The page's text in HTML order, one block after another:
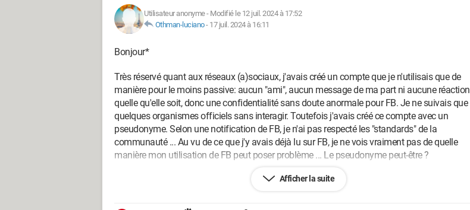
Utilisateur anonyme- Modifié le 12 juil. 2024 à 17:52
Othman-luciano- 17 juil. 2024 à 16:11
Bonjour*
Très réservé quant aux réseaux (a)sociaux, j'avais créé un compte que je n'utilisais que de
manière pour le moins passive: aucun "ami", aucun message de ma part ni aucune réaction
quelle qu'elle soit, donc une confidentialité sans doute anormale pour FB. Je ne suivais que
quelques organismes officiels sans interagir. Toutefois j'avais créé ce compte avec un
pseudonyme. Selon une notification de FB, je n'ai pas respecté les "standards" de la
communauté ... Au vu de ce que j'y avais déjà lu sur FB, je ne vois vraiment pas de quelle
manière mon utilisation de FB peut poser problème ... Le pseudonyme peut-être ?
Afficher la suite